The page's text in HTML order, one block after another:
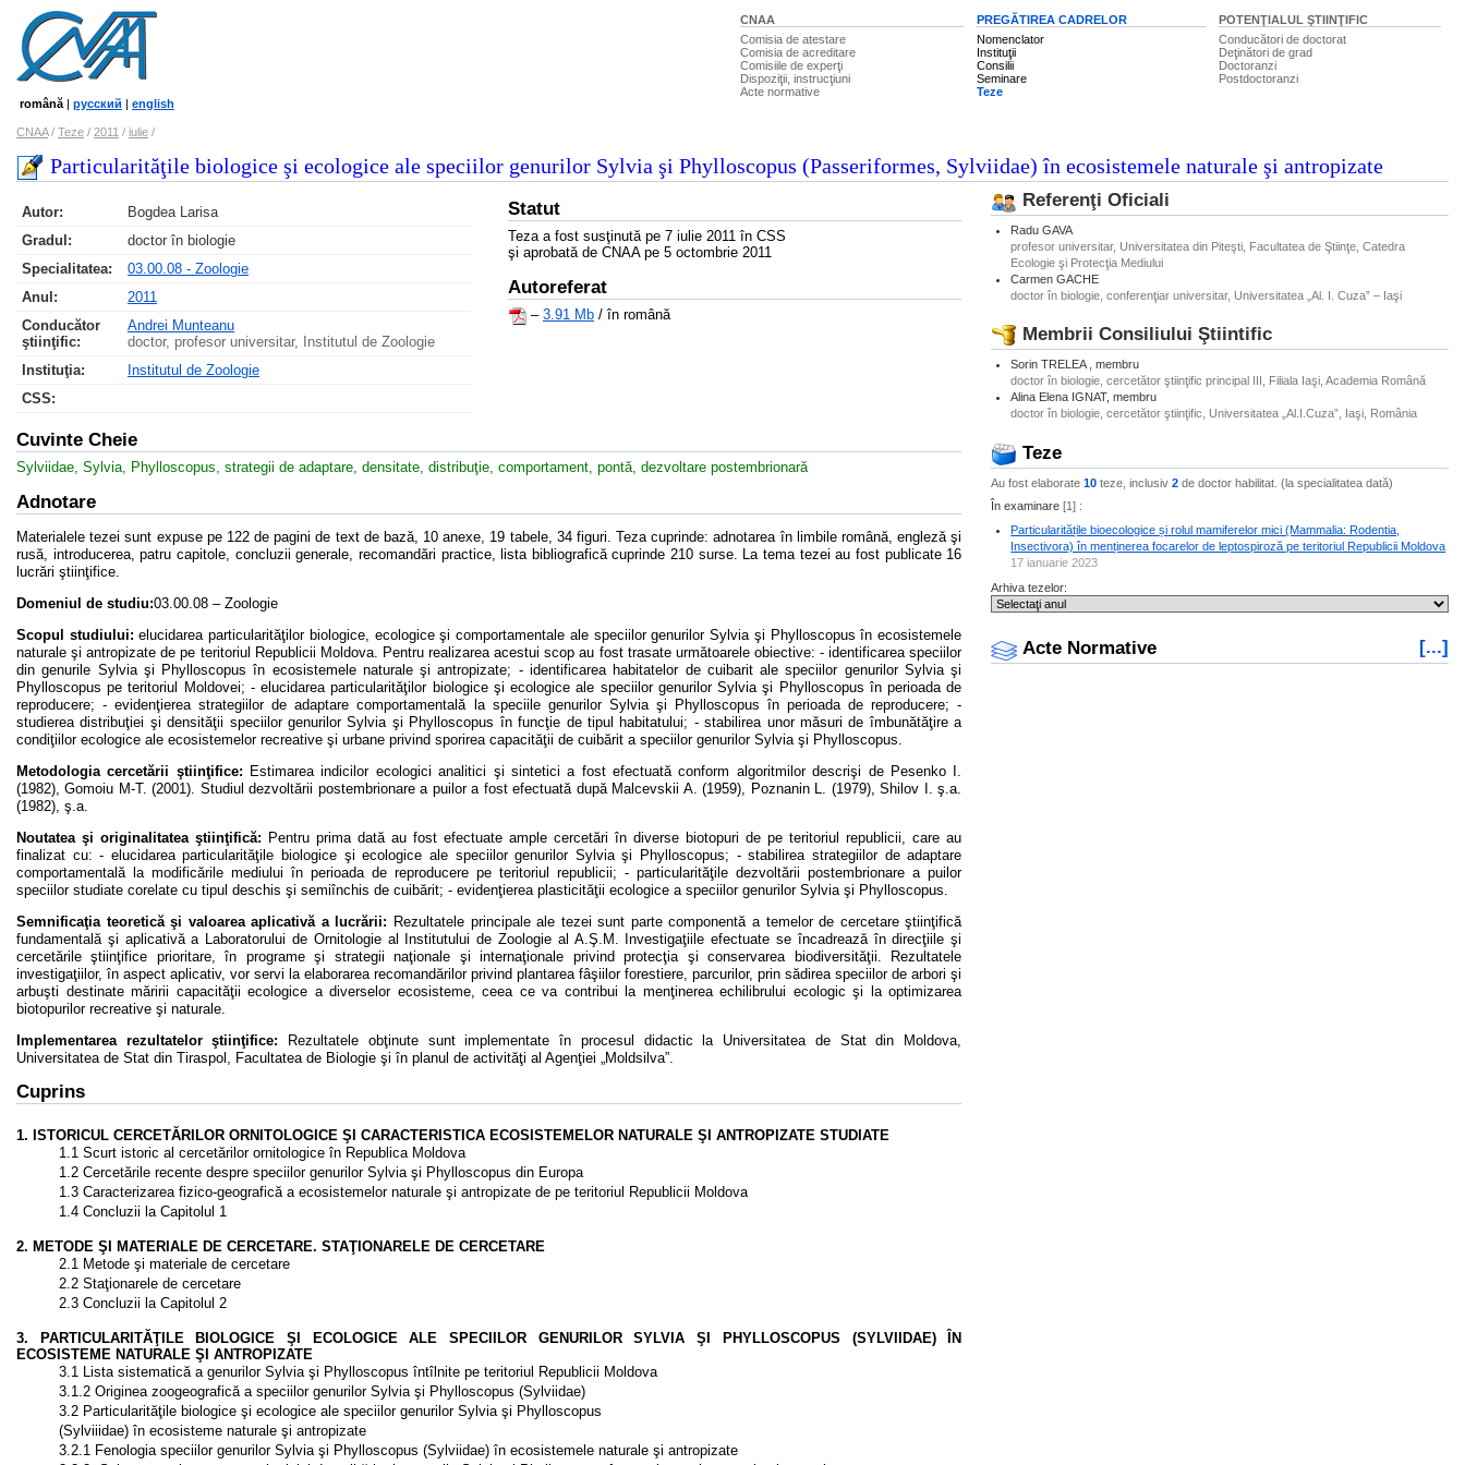
CNAA
Comisia de atestare
Comisia de acreditare
Comisiile de experţi
Dispoziţii, instrucţiuni
Acte normative
PREGĂTIREA CADRELOR
Nomenclator
Instituţii
Consilii
Seminare
Teze
POTENŢIALUL ŞTIINŢIFIC
Conducători de doctorat
Deţinători de grad
Doctoranzi
Postdoctoranzi
română | русский | english
CNAA/ Teze / 2011 / iulie /
Particularităţile biologice şi ecologice ale speciilor genurilor Sylvia şi Phylloscopus (Passeriformes, Sylviidae) în ecosistemele naturale şi antropizate
Autor:
Bogdea Larisa
Gradul:
doctor în biologie
Specialitatea:
03.00.08 - Zoologie
Anul:
2011
Conducător
ştiinţific:
Andrei Munteanu
doctor, profesor universitar, Institutul de Zoologie
Instituţia:
Institutul de Zoologie
CSS:
Statut
Teza a fost susţinută pe 7 iulie 2011 în CSS
şi aprobată de CNAA pe 5 octombrie 2011
Autoreferat
– 3.91 Mb / în română
Cuvinte Cheie
Sylviidae, Sylvia, Phylloscopus, strategii de adaptare, densitate, distribuţie, comportament, pontă, dezvoltare postembrionară
Adnotare
Materialele tezei sunt expuse pe 122 de pagini de text de bază, 10 anexe, 19 tabele, 34 figuri. Teza cuprinde: adnotarea în limbile română, engleză şi
rusă, introducerea, patru capitole, concluzii generale, recomandări practice, lista bibliografică cuprinde 210 surse. La tema tezei au fost publicate 16
lucrări ştiinţifice.
Domeniul de studiu:03.00.08 – Zoologie
Scopul studiului: elucidarea particularităţilor biologice, ecologice şi comportamentale ale speciilor genurilor Sylvia şi Phylloscopus în ecosistemele
naturale şi antropizate de pe teritoriul Republicii Moldova. Pentru realizarea acestui scop au fost trasate următoarele obiective: - identificarea speciilor
din genurile Sylvia şi Phylloscopus în ecosistemele naturale şi antropizate; - identificarea habitatelor de cuibarit ale speciilor genurilor Sylvia şi
Phylloscopus pe teritoriul Moldovei; - elucidarea particularităţilor biologice şi ecologice ale speciilor genurilor Sylvia şi Phylloscopus în perioada de
reproducere; - evidenţierea strategiilor de adaptare comportamentală la speciile genurilor Sylvia şi Phylloscopus în perioada de reproducere; -
studierea distribuţiei şi densităţii speciilor genurilor Sylvia şi Phylloscopus în funcţie de tipul habitatului; - stabilirea unor măsuri de îmbunătăţire a
condiţiilor ecologice ale ecosistemelor recreative şi urbane privind sporirea capacităţii de cuibărit a speciilor genurilor Sylvia şi Phylloscopus.
Metodologia cercetării ştiinţifice: Estimarea indicilor ecologici analitici şi sintetici a fost efectuată conform algoritmilor descrişi de Pesenko I.
(1982), Gomoiu M-T. (2001). Studiul dezvoltării postembrionare a puilor a fost efectuată după Malcevskii A. (1959), Poznanin L. (1979), Shilov I. ş.a.
(1982), ş.a.
Noutatea şi originalitatea ştiinţifică: Pentru prima dată au fost efectuate ample cercetări în diverse biotopuri de pe teritoriul republicii, care au
finalizat cu: - elucidarea particularităţile biologice şi ecologice ale speciilor genurilor Sylvia şi Phylloscopus; - stabilirea strategiilor de adaptare
comportamentală la modificările mediului în perioada de reproducere pe teritoriul republicii; - particularităţile dezvoltării postembrionare a puilor
speciilor studiate corelate cu tipul deschis şi semiînchis de cuibărit; - evidenţierea plasticităţii ecologice a speciilor genurilor Sylvia şi Phylloscopus.
Semnificaţia teoretică şi valoarea aplicativă a lucrării: Rezultatele principale ale tezei sunt parte componentă a temelor de cercetare ştiinţifică
fundamentală şi aplicativă a Laboratorului de Ornitologie al Institutului de Zoologie al A.Ş.M. Investigaţiile efectuate se încadrează în direcţiile şi
cercetările ştiinţifice prioritare, în programe şi strategii naţionale şi internaţionale privind protecţia şi conservarea biodiversităţii. Rezultatele
investigaţiilor, în aspect aplicativ, vor servi la elaborarea recomandărilor privind plantarea fâşiilor forestiere, parcurilor, prin sădirea speciilor de arbori şi
arbuşti destinate măririi capacităţii ecologice a diverselor ecosisteme, ceea ce va contribui la menţinerea echilibrului ecologic şi la optimizarea
biotopurilor recreative şi naturale.
Implementarea rezultatelor ştiinţifice: Rezultatele obţinute sunt implementate în procesul didactic la Universitatea de Stat din Moldova,
Universitatea de Stat din Tiraspol, Facultatea de Biologie şi în planul de activităţi al Agenţiei „Moldsilva”.
Cuprins
1. ISTORICUL CERCETĂRILOR ORNITOLOGICE ŞI CARACTERISTICA ECOSISTEMELOR NATURALE ŞI ANTROPIZATE STUDIATE
1.1 Scurt istoric al cercetărilor ornitologice în Republica Moldova
1.2 Cercetările recente despre speciilor genurilor Sylvia şi Phylloscopus din Europa
1.3 Caracterizarea fizico-geografică a ecosistemelor naturale şi antropizate de pe teritoriul Republicii Moldova
1.4 Concluzii la Capitolul 1
2. METODE ŞI MATERIALE DE CERCETARE. STAŢIONARELE DE CERCETARE
2.1 Metode şi materiale de cercetare
2.2 Staţionarele de cercetare
2.3 Concluzii la Capitolul 2
3. PARTICULARITĂŢILE BIOLOGICE ŞI ECOLOGICE ALE SPECIILOR GENURILOR SYLVIA ŞI PHYLLOSCOPUS (SYLVIIDAE) ÎN
ECOSISTEME NATURALE ŞI ANTROPIZATE
3.1 Lista sistematică a genurilor Sylvia şi Phylloscopus întîlnite pe teritoriul Republicii Moldova
3.1.2 Originea zoogeografică a speciilor genurilor Sylvia şi Phylloscopus (Sylviidae)
3.2 Particularităţile biologice şi ecologice ale speciilor genurilor Sylvia şi Phylloscopus
(Sylviiidae) în ecosisteme naturale şi antropizate
3.2.1 Fenologia speciilor genurilor Sylvia şi Phylloscopus (Sylviidae) în ecosistemele naturale şi antropizate
Referenţi Oficiali
Radu GAVA
profesor universitar, Universitatea din Piteşti, Facultatea de Ştiinţe, Catedra
Ecologie şi Protecţia Mediului
Carmen GACHE
doctor în biologie, conferenţiar universitar, Universitatea „Al. I. Cuza” – Iaşi
Membrii Consiliului Ştiintific
Sorin TRELEA , membru
doctor în biologie, cercetător ştiinţific principal III, Filiala Iaşi, Academia Română
Alina Elena IGNAT, membru
doctor în biologie, cercetător ştiinţific, Universitatea „Al.I.Cuza”, Iaşi, România
Teze
Au fost elaborate 10teze, inclusiv 2de doctor habilitat. (la specialitatea dată)
În examinare [1] :
Particularitățile bioecologice și rolul mamiferelor mici (Mammalia: Rodentia,
Insectivora) în menținerea focarelor de leptospiroză pe teritoriul Republicii Moldova
17 ianuarie 2023
Arhiva tezelor:
[...]
Acte Normative